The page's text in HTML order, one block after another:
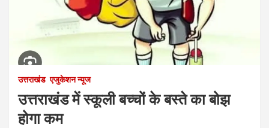
उत्तराखंड एजुकेशन न्‍यूज
उत्तराखंड में स्कूली बच्चों के बस्ते का बोझ
होगा कम